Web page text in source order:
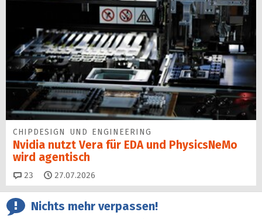
CHIPDESIGN UND ENGINEERING
Nvidia nutzt Vera für EDA und PhysicsNeMo
wird agentisch
23 Kommentare
27.07.2026
Nichts mehr verpassen!